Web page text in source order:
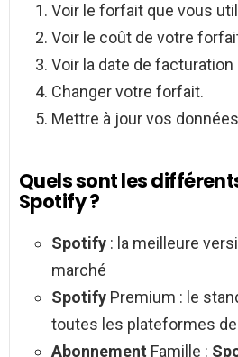
Voir le forfait que vous
Voir le coût de votre
Voir la date de facturation
Changer votre forfait.
Mettre à jour vos
Quels sont les
Spotify ?
Spotify : la meilleure
marché
Spotify Premium : le
toutes les plateformes
Abonnement Famille :